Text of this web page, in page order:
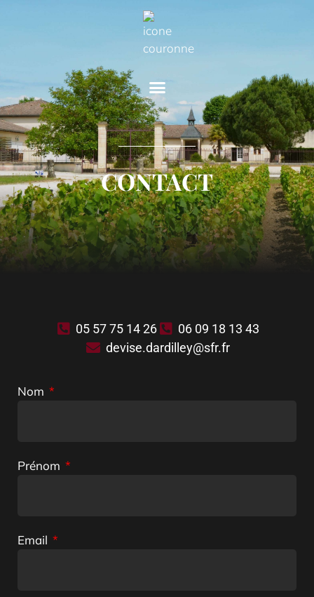
CONTACT
05 57 75 14 26
06 09 18 13 43
devise.dardilley@sfr.fr
Nom
Prénom
Email